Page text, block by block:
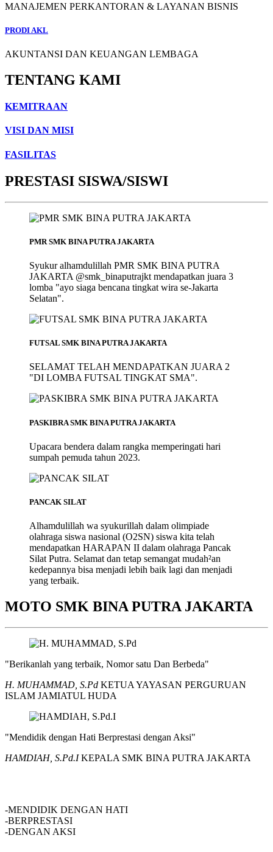
MANAJEMEN PERKANTORAN & LAYANAN BISNIS
PRODI AKL
AKUNTANSI DAN KEUANGAN LEMBAGA
TENTANG KAMI
KEMITRAAN
VISI DAN MISI
FASILITAS
PRESTASI SISWA/SISWI
PMR SMK BINA PUTRA JAKARTA
Syukur alhamdulillah PMR SMK BINA PUTRA
JAKARTA @smk_binaputrajkt mendapatkan juara 3
lomba "ayo siaga bencana tingkat wira se-Jakarta
Selatan".
FUTSAL SMK BINA PUTRA JAKARTA
SELAMAT TELAH MENDAPATKAN JUARA 2
"DI LOMBA FUTSAL TINGKAT SMA".
PASKIBRA SMK BINA PUTRA JAKARTA
Upacara bendera dalam rangka memperingati hari
sumpah pemuda tahun 2023.
PANCAK SILAT
Alhamdulillah wa syukurillah dalam olimpiade
olahraga siswa nasional (O2SN) siswa kita telah
mendapatkan HARAPAN II dalam olahraga Pancak
Silat Putra. Selamat dan tetap semangat mudah²an
kedepannya bisa menjadi lebih baik lagi dan menjadi
yang terbaik.
MOTO SMK BINA PUTRA JAKARTA
"Berikanlah yang terbaik, Nomor satu Dan Berbeda"
H. MUHAMMAD, S.Pd KETUA YAYASAN PERGURUAN
ISLAM JAMIATUL HUDA
"Mendidik dengan Hati Berprestasi dengan Aksi"
HAMDIAH, S.Pd.IKEPALA SMK BINA PUTRA JAKARTA
-MENDIDIK DENGAN HATI
-BERPRESTASI
-DENGAN AKSI